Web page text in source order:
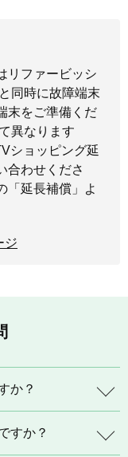
リファービッシ
同時に故障端末
末をご準備くだ
異なります
ショッピング延
合わせくださ
「延長補償」よ
ジ
か？
すか？